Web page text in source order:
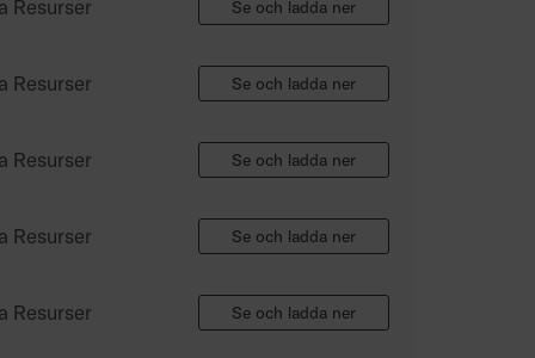
Resurser Se och ladda ner
Resurser Se och ladda ner
Resurser Se och ladda ner
Resurser Se och ladda ner
Resurser Se och ladda ner